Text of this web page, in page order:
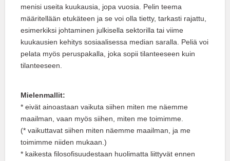
menisi useita kuukausia, jopa vuosia. Pelin teema
määritellään etukäteen ja se voi olla tietty, tarkasti rajattu,
esimerkiksi johtaminen julkisella sektorilla tai viime
kuukausien kehitys sosiaalisessa median saralla. Peliä voi
pelata myös peruspakalla, joka sopii tilanteeseen kuin
tilanteeseen.
Mielenmallit:
* eivät ainoastaan vaikuta siihen miten me näemme
maailman, vaan myös siihen, miten me toimimme.
(* vaikuttavat siihen miten näemme maailman, ja me
toimimme niiden mukaan.)
* kaikesta filosofisuudestaan huolimatta liittyvät ennen